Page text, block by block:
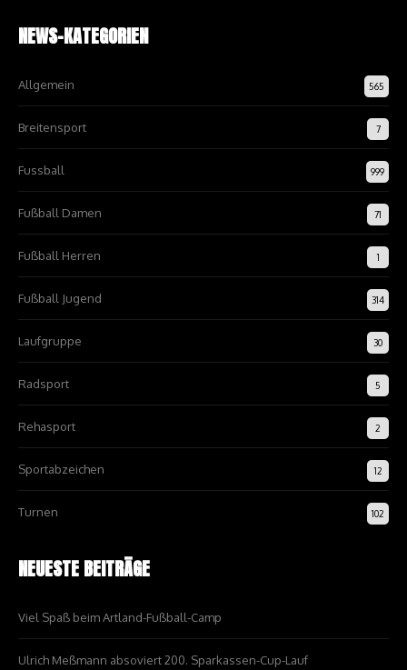
NEWS-KATEGORIEN
Allgemein 565
Breitensport 7
Fussball 999
Fußball Damen 71
Fußball Herren 1
Fußball Jugend 314
Laufgruppe 30
Radsport 5
Rehasport 2
Sportabzeichen 12
Turnen 102
NEUESTE BEITRÄGE
Viel Spaß beim Artland-Fußball-Camp
Ulrich Meßmann absoviert 200. Sparkassen-Cup-Lauf